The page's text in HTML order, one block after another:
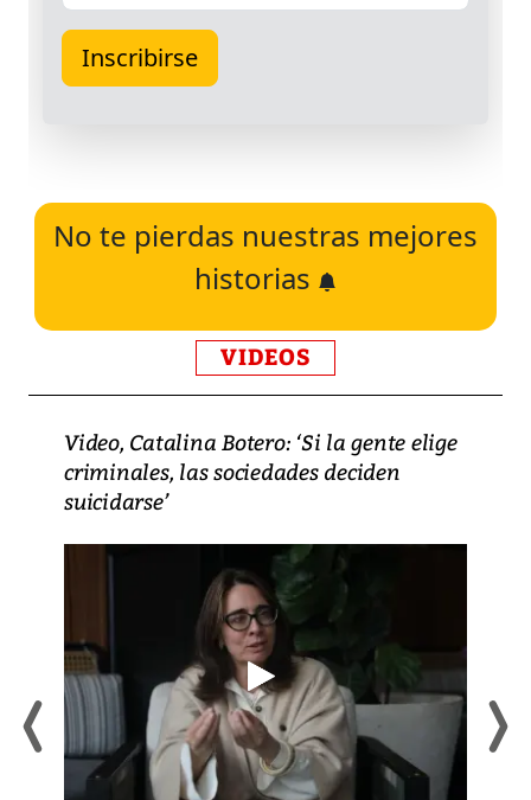
No te pierdas nuestras mejores
historias
VIDEOS
Video, Catalina Botero: ‘Si la gente elige
criminales, las sociedades deciden
suicidarse’